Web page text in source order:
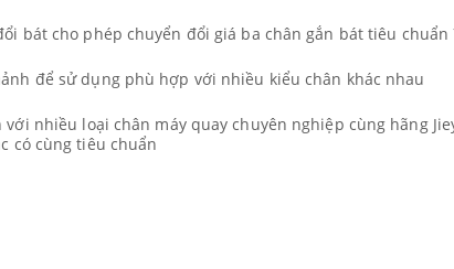
bát cho phép chuyển đổi giá ba chân gắn bát tiêu
để sử dụng phù hợp với nhiều kiểu chân khác nhau
nhiều loại chân máy quay chuyên nghiệp cùng hãng
có cùng tiêu chuẩn